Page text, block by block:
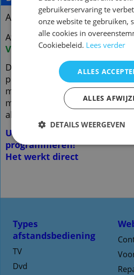
Afstandsbediening Rotel rr-
Afstandsbediening Rotel rr-
Voorraad nieuw vervangend :
De vervangende is een kopie
precies dezelfde functies
maar een ander uiterlijk en is
model gemaakt en werkt ook
alleen op dit merk en model. (
U hoeft de afstandsbediening
programmeren!
Het werkt direct
Types
afstandsbediening
TV
Dvd
gebruikerservaring te
onze website te gebruiken,
alle cookies in
Cookiebeleid. Lees verder
ALLES
ALLES
DETAILS WEERGEVEN